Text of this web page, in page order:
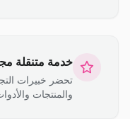
خدمة متنقلة
تحضر خبيرات
والمنتجات